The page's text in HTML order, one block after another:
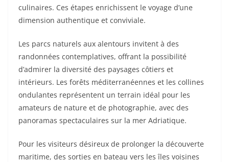
culinaires. Ces étapes enrichissent le voyage d’une
dimension authentique et conviviale.
Les parcs naturels aux alentours invitent à des
randonnées contemplatives, offrant la possibilité
d’admirer la diversité des paysages côtiers et
intérieurs. Les forêts méditerranéennes et les collines
ondulantes représentent un terrain idéal pour les
amateurs de nature et de photographie, avec des
panoramas spectaculaires sur la mer Adriatique.
Pour les visiteurs désireux de prolonger la découverte
maritime, des sorties en bateau vers les îles voisines